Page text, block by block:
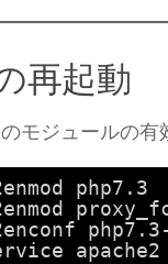
再起動
モジュールの有
php7.3